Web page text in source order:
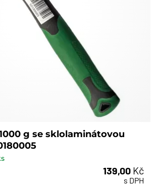
g se sklolaminátovou
139,00 Kč
s DPH